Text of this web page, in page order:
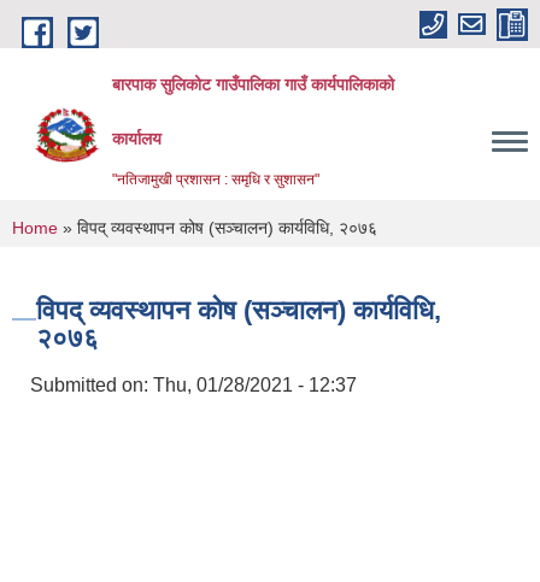
Skip to main content
बारपाक सुलिकोट गाउँपालिका गाउँ कार्यपालिकाको
कार्यालय
"नतिजामुखी प्रशासन : समृधि र सुशासन"
You are here
Home » विपद् व्यवस्थापन कोष (सञ्चालन) कार्यविधि, २०७६
विपद् व्यवस्थापन कोष (सञ्चालन) कार्यविधि,
२०७६
Submitted on: Thu, 01/28/2021 - 12:37